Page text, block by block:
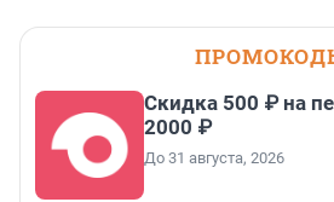
Скидка 500 ₽ на
2000 ₽
До 31 августа, 2026